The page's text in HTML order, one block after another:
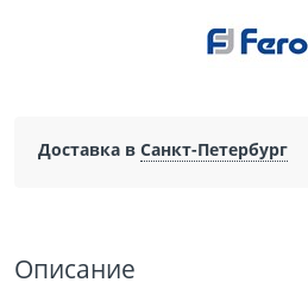
Доставка в Санкт-Петербург
Описание